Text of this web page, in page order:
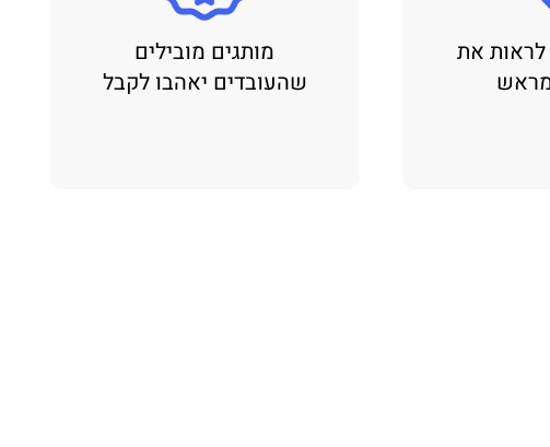
לראות את
מותגים מובילים
שהעובדים יאהבו לקבל